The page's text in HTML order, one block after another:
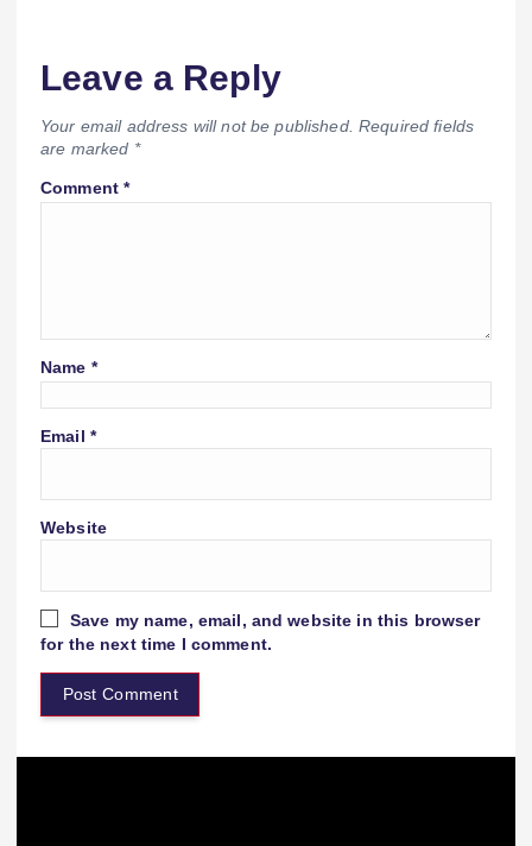
Leave a Reply
Your email address will not be published. Required fields
are marked *
Comment*
Name *
Email *
Website
Save my name, email, and website in this browser
for the next time I comment.